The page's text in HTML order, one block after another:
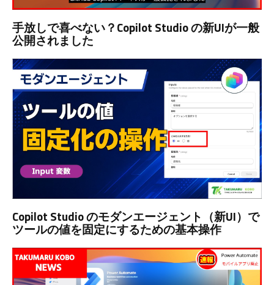
手放しで喜べない？Copilot Studio の新UIが一般
公開されました
Copilot Studio のモダンエージェント（新UI）で
ツールの値を固定にするための基本操作